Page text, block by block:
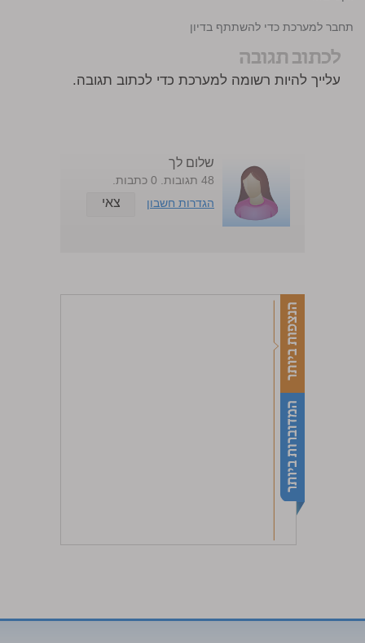
התחבר למערכת כדי להשתתף בדיון
לכתוב תגובה
עלייך להיות רשומה למערכת כדי לכתוב תגובה.
שלום לך
48 תגובות. 0 כתבות.
הגדרות חשבון
צאי